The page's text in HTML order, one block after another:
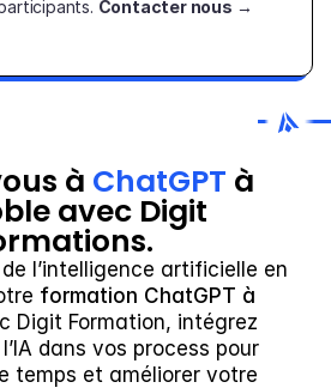
Contacter nous →
à ChatGPT à
avec Digit
l’intelligence artificielle en
formation ChatGPT à
Digit Formation, intégrez
dans vos process pour
temps et améliorer votre